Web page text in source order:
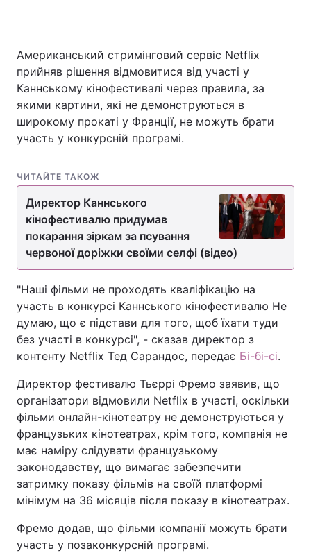
Американський стримінговий сервіс Netflix
прийняв рішення відмовитися від участі у
Каннському кінофестивалі через правила, за
якими картини, які не демонструються в
широкому прокаті у Франції, не можуть брати
участь у конкурсній програмі.
ЧИТАЙТЕ ТАКОЖ
Директор Каннського
кінофестивалю придумав
покарання зіркам за псування
червоної доріжки своїми селфі (відео)
"Наші фільми не проходять кваліфікацію на
участь в конкурсі Каннського кінофестивалю Не
думаю, що є підстави для того, щоб їхати туди
без участі в конкурсі", - сказав директор з
контенту Netflix Тед Сарандос, передає Бі-бі-сі.
Директор фестивалю Тьєррі Фремо заявив, що
організатори відмовили Netflix в участі, оскільки
фільми онлайн-кінотеатру не демонструються у
французьких кінотеатрах, крім того, компанія не
має наміру слідувати французькому
законодавству, що вимагає забезпечити
затримку показу фільмів на своїй платформі
мінімум на 36 місяців після показу в кінотеатрах.
Фремо додав, що фільми компанії можуть брати
участь у позаконкурсній програмі.